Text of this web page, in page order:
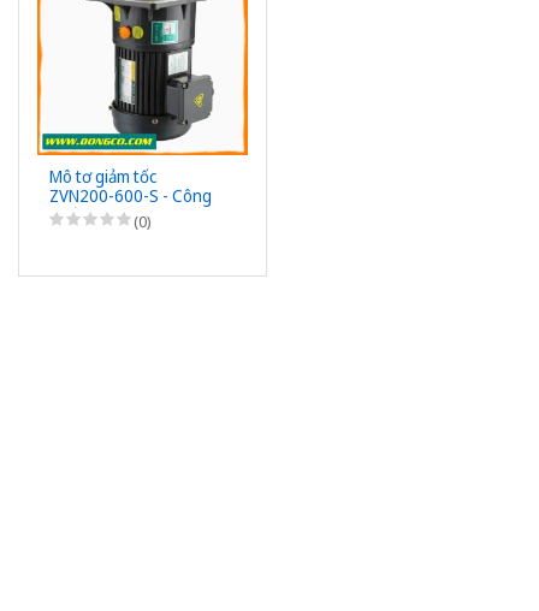
Mô tơ giảm tốc
ZVN200-600-S - Công
suất 200W (1/4HP) -
1/600 - Chân đế - 3Pha
(0)